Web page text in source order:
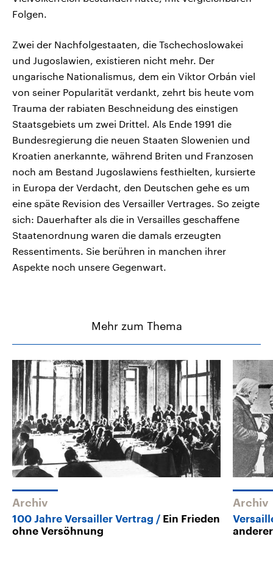
Folgen.
Zwei der Nachfolgestaaten, die Tschechoslowakei
und Jugoslawien, existieren nicht mehr. Der
ungarische Nationalismus, dem ein Viktor Orbán viel
von seiner Popularität verdankt, zehrt bis heute vom
Trauma der rabiaten Beschneidung des einstigen
Staatsgebiets um zwei Drittel. Als Ende 1991 die
Bundesregierung die neuen Staaten Slowenien und
Kroatien anerkannte, während Briten und Franzosen
noch am Bestand Jugoslawiens festhielten, kursierte
in Europa der Verdacht, den Deutschen gehe es um
eine späte Revision des Versailler Vertrages. So zeigte
sich: Dauerhafter als die in Versailles geschaffene
Staatenordnung waren die damals erzeugten
Ressentiments. Sie berühren in manchen ihrer
Aspekte noch unsere Gegenwart.
Mehr zum Thema
Archiv
100 Jahre Versailler Vertrag
Ein Frieden
ohne Versöhnung
Archiv